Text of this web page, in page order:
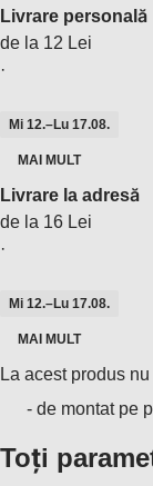
Livrare personală
de la 12 Lei
·
Mi 12.–Lu 17.08.
MAI MULT
Livrare la adresă
de la 16 Lei
·
Mi 12.–Lu 17.08.
MAI MULT
La acest produs
- de montat pe
Toți